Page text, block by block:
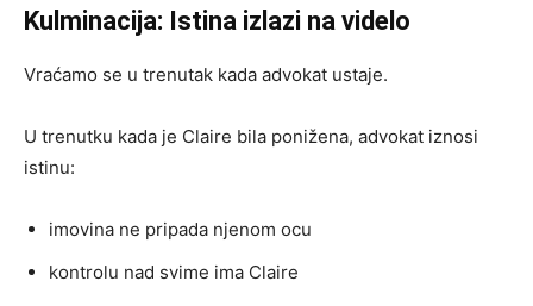
Kulminacija: Istina izlazi na videlo
Vraćamo se u trenutak kada advokat ustaje.
U trenutku kada je Claire bila ponižena, advokat iznosi
istinu:
imovina ne pripada njenom ocu
kontrolu nad svime ima Claire